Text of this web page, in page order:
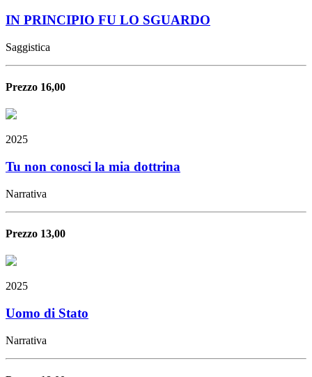
IN PRINCIPIO FU LO SGUARDO
Saggistica
Prezzo 16,00
2025
Tu non conosci la mia dottrina
Narrativa
Prezzo 13,00
2025
Uomo di Stato
Narrativa